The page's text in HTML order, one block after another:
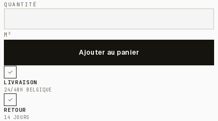
QUANTITÉ
M²
LIVRAISON
24/48H BELGIQUE
RETOUR
14 JOURS